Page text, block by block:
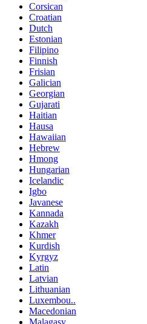
Corsican
Croatian
Dutch
Estonian
Filipino
Finnish
Frisian
Galician
Georgian
Gujarati
Haitian
Hausa
Hawaiian
Hebrew
Hmong
Hungarian
Icelandic
Igbo
Javanese
Kannada
Kazakh
Khmer
Kurdish
Kyrgyz
Latin
Latvian
Lithuanian
Luxembou..
Macedonian